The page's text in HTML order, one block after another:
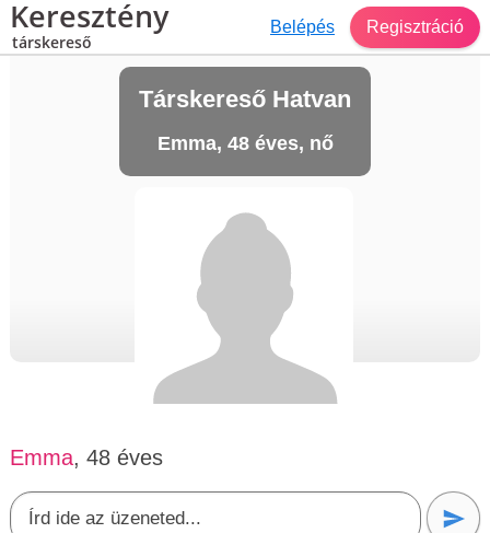
Keresztény
társkereső
Belépés Regisztráció
Társkereső Hatvan
Emma, 48 éves, nő
Emma, 48 éves